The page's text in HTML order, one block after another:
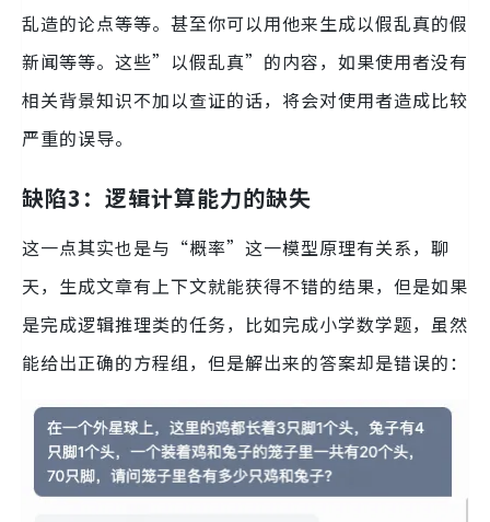
乱造的论点等等。甚至你可以用他来生成以假乱真的假
新闻等等。这些”以假乱真”的内容，如果使用者没有
相关背景知识不加以查证的话，将会对使用者造成比较
严重的误导。
缺陷3：逻辑计算能力的缺失
这一点其实也是与“概率”这一模型原理有关系，聊
天，生成文章有上下文就能获得不错的结果，但是如果
是完成逻辑推理类的任务，比如完成小学数学题，虽然
能给出正确的方程组，但是解出来的答案却是错误的：